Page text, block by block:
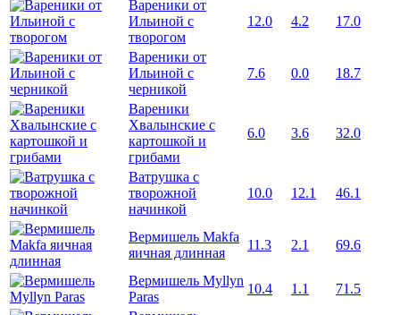
Вареники от
Ильиной с
творогом
12.0 4.2 17.0
Вареники от
Ильиной с
черникой
7.6 0.0 18.7
Вареники
Хвалынские с
картошкой и
грибами
6.0 3.6 32.0
Ватрушка с
творожной
начинкой
10.0 12.1 46.1
Вермишель Makfa
яичная длинная
11.3 2.1 69.6
Вермишель Myllyn
Paras
10.4 1.1
71.5